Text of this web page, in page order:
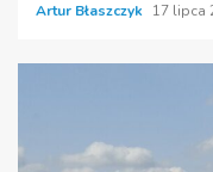
Artur Błaszczyk 17 lipca